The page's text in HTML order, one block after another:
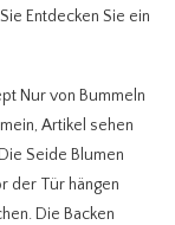
Entdecken Sie ein
Nur von Bummeln
Artikel sehen
Seide Blumen
der Tür hängen
Die Backen